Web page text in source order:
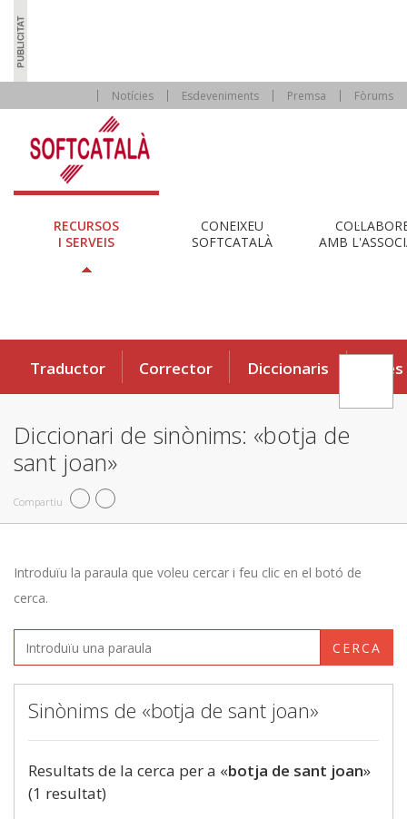
Notícies Esdeveniments Premsa Fòrums
RECURSOS
I SERVEIS
CONEIXEU
SOFTCATALÀ
AMB
Traductor Corrector Diccionaris Eines
Diccionari de sinònims: «botja de
sant joan»
Compartiu
Introduïu la paraula que voleu cercar i feu clic en el botó de
cerca.
CERCA
Sinònims de «botja de sant joan»
Resultats de la cerca per a «botja de sant joan»
(1 resultat)